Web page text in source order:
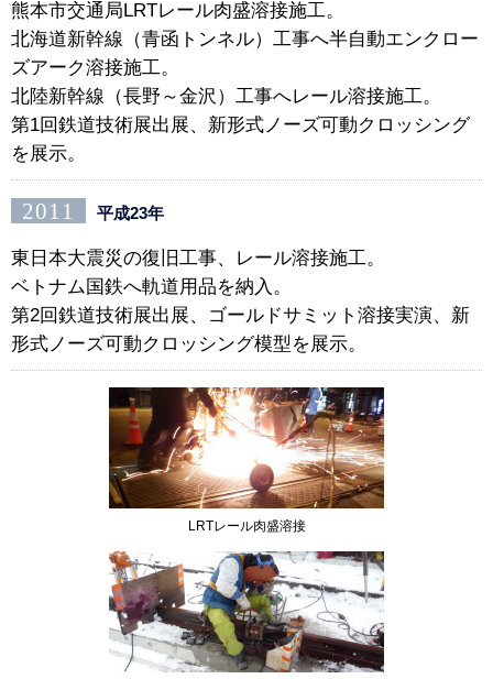
熊本市交通局LRTレール肉盛溶接施工。
北海道新幹線（青函トンネル）工事へ半自動エンクロー
ズアーク溶接施工。
北陸新幹線（長野～金沢）工事へレール溶接施工。
第1回鉄道技術展出展、新形式ノーズ可動クロッシング
を展示。
2011 平成23年
東日本大震災の復旧工事、レール溶接施工。
ベトナム国鉄へ軌道用品を納入。
第2回鉄道技術展出展、ゴールドサミット溶接実演、新
形式ノーズ可動クロッシング模型を展示。
LRTレール肉盛溶接